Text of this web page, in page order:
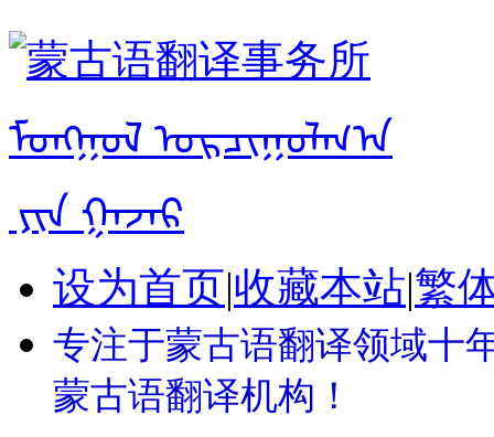
设为首页|收藏本站|繁
专注于蒙古语翻译领域十
蒙古语翻译机构！